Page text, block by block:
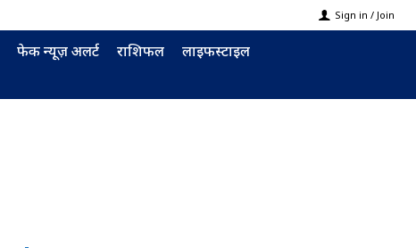
Sign in / Join
फेक न्यूज़ अलर्ट राशिफल लाइफस्टाइल